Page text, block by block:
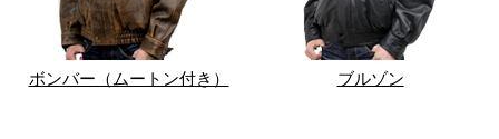
ボンバー（ムートン付き） ブルゾン